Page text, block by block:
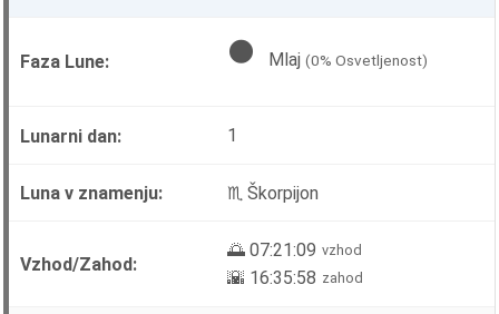
🌑 Mlaj(0% Osvetljenost)
1
♏ Škorpijon
🌅 07:21:09 vzhod
🌇 16:35:58 zahod